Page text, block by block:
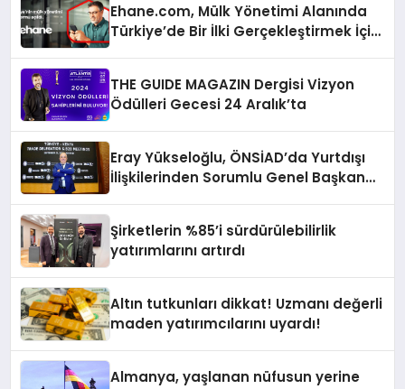
Ehane.com, Mülk Yönetimi Alanında
Türkiye’de Bir İlki Gerçekleştirmek İçin
THE GUIDE MAGAZIN Dergisi Vizyon
Ödülleri Gecesi 24 Aralık’ta
Eray Yükseloğlu, ÖNSİAD’da Yurtdışı
İlişkilerinden Sorumlu Genel Başkan
Şirketlerin %85’i sürdürülebilirlik
yatırımlarını artırdı
Altın tutkunları dikkat! Uzmanı değerli
maden yatırımcılarını uyardı!
Almanya, yaşlanan nüfusun yerine